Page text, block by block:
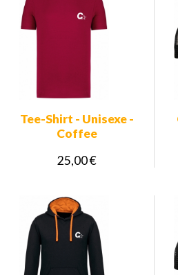
Tee-Shirt - Unisexe -
Coffee
25,00 €